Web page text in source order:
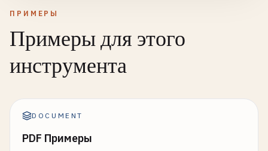
ПРИМЕРЫ
Примеры для этого
инструмента
DOCUMENT
PDF Примеры